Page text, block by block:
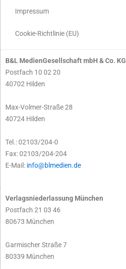
Impressum
Cookie-Richtlinie (EU)
B&L MedienGesellschaft mbH & Co. KG
Postfach 10 02 20
40702 Hilden
Max-Volmer-Straße 28
40724 Hilden
Tel.: 02103/204-0
Fax: 02103/204-204
E-Mail: info@blmedien.de
Verlagsniederlassung München
Postfach 21 03 46
80673 München
Garmischer Straße 7
80339 München